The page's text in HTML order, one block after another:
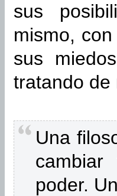
sus
mismo,
sus
tratando de
Una
poder.